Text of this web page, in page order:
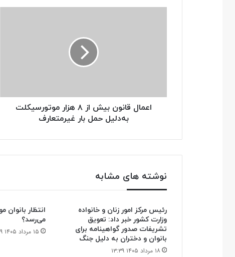
حمل
اعمال قانون بیش از ۸ هزار موتورسیکلت
به‌دلیل حمل بار غیرمتعارف
نوشته های مشابه
رئیس مرکز امور زنان و خانواده
وزارت کشور خبر داد: تعویق
تشریفات صدور گواهینامه برای
بانوان و دختران به دلیل جنگ
۱۸ مرداد ۱۴۰۵ ۱۳:۳۹
انتظار بانوان
می‌رسد؟
۱۵ مرداد ۱۴۰۵ ۲۰:۰۹